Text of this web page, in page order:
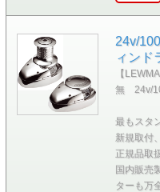
24v/
ィン
【
無 24v/
最もスタ
新規取付
正規品取
国内販売
ターも万